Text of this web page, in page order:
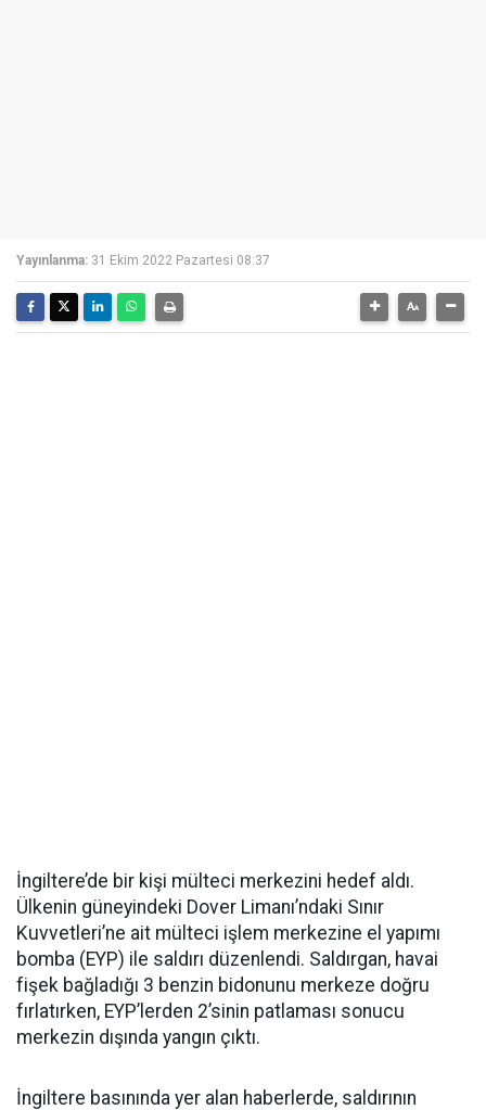
Yayınlanma: 31 Ekim 2022 Pazartesi 08:37
İngiltere’de bir kişi mülteci merkezini hedef aldı.
Ülkenin güneyindeki Dover Limanı’ndaki Sınır
Kuvvetleri’ne ait mülteci işlem merkezine el yapımı
bomba (EYP) ile saldırı düzenlendi. Saldırgan, havai
fişek bağladığı 3 benzin bidonunu merkeze doğru
fırlatırken, EYP’lerden 2’sinin patlaması sonucu
merkezin dışında yangın çıktı.
İngiltere basınında yer alan haberlerde, saldırının